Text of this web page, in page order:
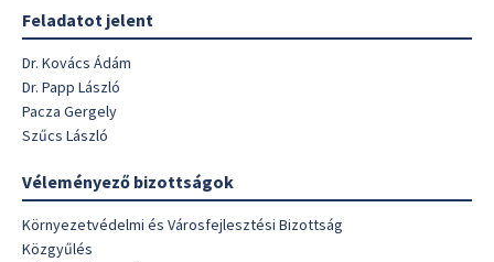
Feladatot jelent
Dr. Kovács Ádám
Dr. Papp László
Pacza Gergely
Szűcs László
Véleményező bizottságok
Környezetvédelmi és Városfejlesztési Bizottság
Közgyűlés